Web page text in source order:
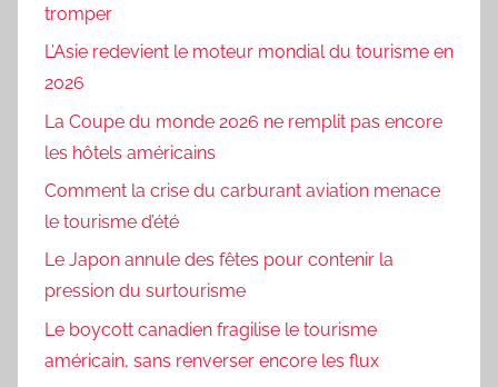
tromper
L’Asie redevient le moteur mondial du tourisme en
2026
La Coupe du monde 2026 ne remplit pas encore
les hôtels américains
Comment la crise du carburant aviation menace
le tourisme d’été
Le Japon annule des fêtes pour contenir la
pression du surtourisme
Le boycott canadien fragilise le tourisme
américain, sans renverser encore les flux